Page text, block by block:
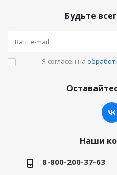
Будьте
Я согласен на
Наши
8-800-200-37-63